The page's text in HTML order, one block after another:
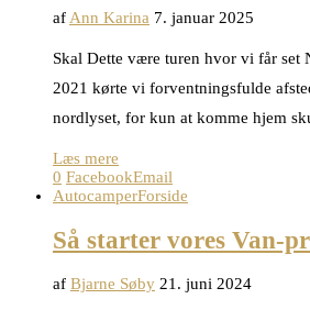
af Ann Karina 7. januar 2025
Skal Dette være turen hvor vi får set
2021 kørte vi forventningsfulde
nordlyset, for kun at komme hjem
Læs mere
0 FacebookEmail
AutocamperForside
Så starter vores Van-
af Bjarne Søby 21. juni 2024